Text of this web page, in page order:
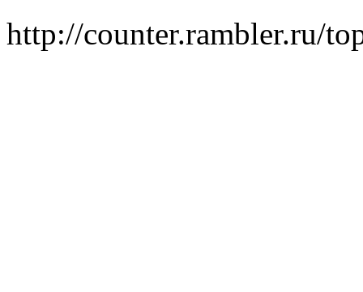
http://counter.rambler.ru/